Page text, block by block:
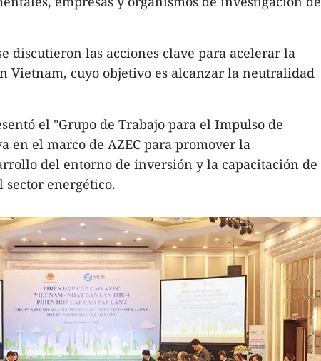
discutieron las acciones clave para acelerar la
Vietnam, cuyo objetivo es alcanzar la neutralidad
el "Grupo de Trabajo para el Impulso de
en el marco de AZEC para promover la
del entorno de inversión y la capacitación de
sector energético.